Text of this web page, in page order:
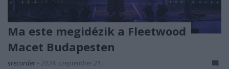
Ma este megidézik a Fleetwood
Macet Budapesten
srecorder • 2024. szeptember 21.